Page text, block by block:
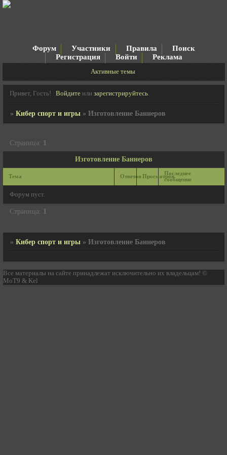
Форум Участники Правила
Поиск
Регистрация
Войти Реклама
Активные темы
Привет, Гость! Войдитеили зарегистрируйтесь.
» Кибер спорт и игры » Изготовление Баннеров
Изготовление Баннеров
Страница: 1
Тема Ответов ПросмотровПоследнее
сообщение
Форум пуст.
Страница: 1
» Кибер спорт и игры » Изготовление Баннеров
Все материалы на сайте принадлежат исключительно их владельцам! ©
MoT9 & Kel